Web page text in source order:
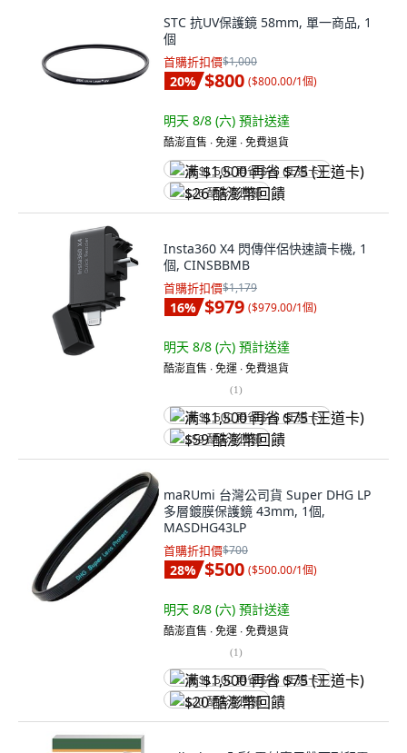
STC 抗UV保護鏡 58mm, 單一商品, 1
個
首購折扣價$1,000
20% $800 ($800.00/1個)
明天 8/8 (六) 預計送達
酷澎直售 ∙ 免運 ∙ 免費退貨
满 $1,500 再省 $75 (王道卡)
$26 酷澎幣回饋
Insta360 X4 閃傳伴侶快速讀卡機, 1
個, CINSBBMB
首購折扣價$1,179
16% $979 ($979.00/1個)
明天 8/8 (六) 預計送達
酷澎直售 ∙ 免運 ∙ 免費退貨
(1)
满 $1,500 再省 $75 (王道卡)
$59 酷澎幣回饋
maRUmi 台灣公司貨 Super DHG LP
多層鍍膜保護鏡 43mm, 1個,
MASDHG43LP
首購折扣價$700
28% $500 ($500.00/1個)
明天 8/8 (六) 預計送達
酷澎直售 ∙ 免運 ∙ 免費退貨
(1)
满 $1,500 再省 $75 (王道卡)
$20 酷澎幣回饋